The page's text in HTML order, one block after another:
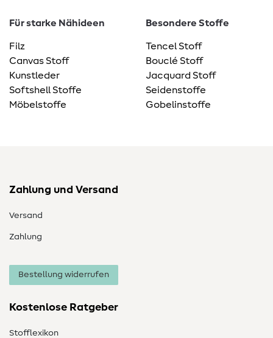
Für starke Nähideen
Filz
Canvas Stoff
Kunstleder
Softshell Stoffe
Möbelstoffe
Besondere Stoffe
Tencel Stoff
Bouclé Stoff
Jacquard Stoff
Seidenstoffe
Gobelinstoffe
Zahlung und Versand
Versand
Zahlung
Bestellung widerrufen
Kostenlose Ratgeber
Stofflexikon